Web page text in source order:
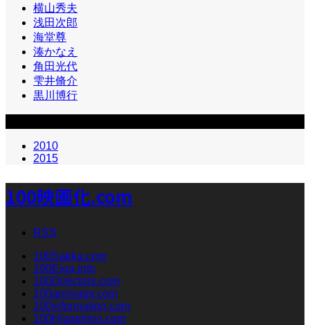
横山秀夫
浅田次郎
海堂尊
湊かなえ
角田光代
雫井脩介
黒川博行
2010
2015
100映画化.com
RSS
100Sakka.com
100Eiga.info
100Directors.com
100animator.com
100information.com
100Higashino.com